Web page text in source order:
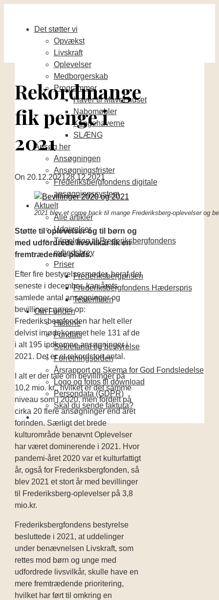
Det støtter vi
Opvækst
Livskraft
Oplevelser
Medborgerskab
Programmer
Haver til Maver huset
Nabomøbler
Kongehaverne
SLÆNG
Ansøg her
Ansøgningen
Ansøgningsfrister
Frederiksbergfondens digitale
ansøgningssystem
Aktuelt
Alle artikler
Udgivelser
Tilmelding til Frederiksbergfondens
nyhedsbrev
Priser
Frederiksbergprisen
Frederiksbergfondens Hæderspris
Teaterflisen
Om Fonden
Historie
Fundats
Sekretariat og bestyrelse
Forretningsorden
Årsrapport og Skema for God Fondsledelse
Logo og fotos til download
Persondata (GDPR)
Skal du sende faktura?
Rekordmange
fik penge i
2021
On 20.12.202128.12.2021
2021 blev et come back til mange Frederiksberg-oplevelser og
Støtte til oplevelser og til børn og
med udfordrede livsvilkår fik en
fremtrædende plads.
Efter fire bestyrelsesmøder, heraf det
seneste i december, kan årets
samlede antal ansøgninger og
bevillinger gøres op:
Frederiksbergfonden har helt eller
delvist imødekommet hele 131 af de
i alt 195 indkomne ansøgninger i
2021. Det er et rekordstort antal.
I alt er der tale om bevillinger på
10,2 mio. kr., hvilket er det samme
niveau som i 2020, men fordelt på
cirka 20 flere ansøgninger end året
forinden. Særligt det brede
kulturområde benævnt Oplevelser
har været dominerende i 2021. Hvor
pandemi-året 2020 var et kulturfattigt
år, også for Frederiksbergfonden, så
blev 2021 et stort år med bevillinger
til Frederiksberg-oplevelser på 3,8
mio.kr.
Frederiksbergfondens bestyrelse
besluttede i 2021, at uddelinger
under benævnelsen Livskraft, som
rettes mod børn og unge med
udfordrede livsvilkår, skulle have en
mere fremtrædende prioritering,
hvilket har ført til omkring en